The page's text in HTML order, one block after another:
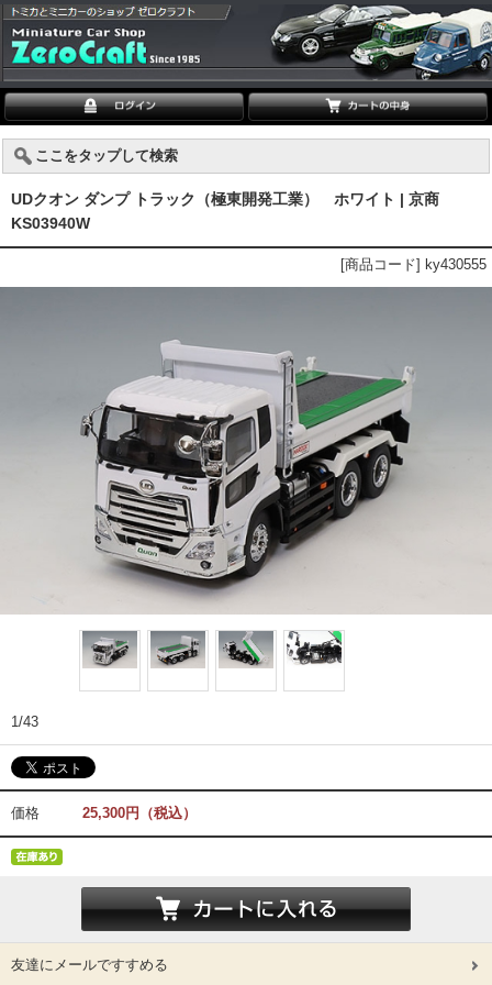
ここをタップして検索
UDクオン ダンプ トラック（極東開発工業） ホワイト | 京商
KS03940W
[商品コード] ky430555
1/43
価格 25,300円（税込）
友達にメールですすめる